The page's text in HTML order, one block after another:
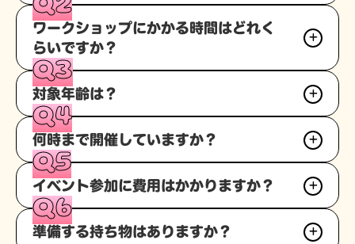
不要です。当日会場へお越しください。
Q2
ワークショップにかかる時間はどれく
らいですか？
10分～30分ほどです。ワークショップの内容によって変
わりますが3歳のお子様でも飽きることなく楽しめる内容
になっています。
Q3
対象年齢は？
3歳から小学校低学年までお楽しみいただけます。保護者
の方とご一緒に参加ください。
Q4
何時まで開催していますか？
各施設の営業時間に準じます。参加される会場の詳細ペー
ジをご覧ください。
Q5
イベント参加に費用はかかりますか？
参加はすべて無料です。
Q6
準備する持ち物はありますか？